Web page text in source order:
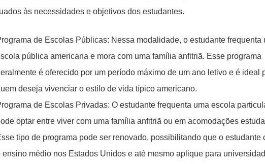
às necessidades e objetivos dos estudantes.
de Escolas Públicas: Nessa modalidade, o estudante frequenta
pública americana e mora com uma família anfitriã. Esse programa
é oferecido por um período máximo de um ano letivo e é ideal
deseja vivenciar o estilo de vida típico americano.
de Escolas Privadas: O estudante frequenta uma escola
optar entre viver com uma família anfitriã ou em acomodações
tipo de programa pode ser renovado, possibilitando que o estudante
ensino médio nos Estados Unidos e até mesmo aplique para